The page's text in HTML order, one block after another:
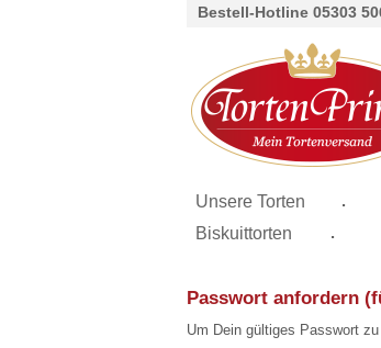
Bestell-Hotline 05303
Unsere Torten .
Biskuittorten
.
Passwort anfordern
Um Dein gültiges Passwort